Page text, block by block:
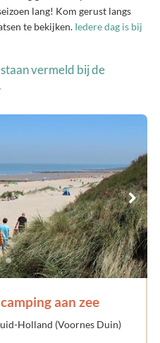
lang! Kom gerust langs
te bekijken. Iedere dag is bij
vermeld bij de
aan zee
Holland (Voornes Duin)